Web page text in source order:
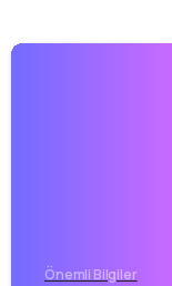
Önemli Bilgiler